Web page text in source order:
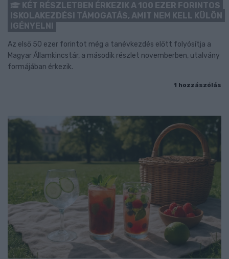
KÉT RÉSZLETBEN ÉRKEZIK A 100 EZER FORINTOS
ISKOLAKEZDÉSI TÁMOGATÁS, AMIT NEM KELL KÜLÖN
IGÉNYELNI
Az első 50 ezer forintot még a tanévkezdés előtt folyósítja a
Magyar Államkincstár, a második részlet novemberben, utalvány
formájában érkezik.
1 hozzászólás